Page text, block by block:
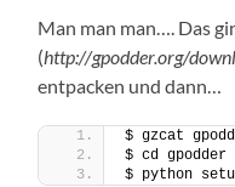
Man man man…. Das
(http://gpodder.org/
entpacken und dann…
$ gzcat
$ cd gpodder
$ python